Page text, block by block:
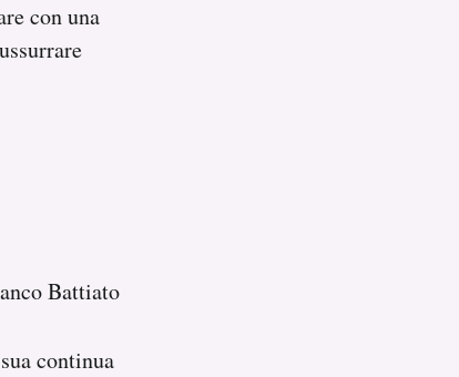
con una
Battiato
continua